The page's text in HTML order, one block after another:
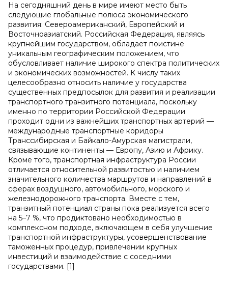
На сегодняшний день в мире имеют место быть
следующие глобальные полюса экономического
развития: Североамериканский, Европейский и
Восточноазиатский. Российская Федерация, являясь
крупнейшим государством, обладает поистине
уникальным географическим положением, что
обусловливает наличие широкого спектра политических
и экономических возможностей. К числу таких
целесообразно относить наличие у государства
существенных предпосылок для развития и реализации
транспортного транзитного потенциала, поскольку
именно по территории Российской Федерации
проходит одни из важнейших транспортных артерий —
международные транспортные коридоры
Транссибирская и Байкало-Амурская магистрали,
связывающие континенты — Европу, Азию и Африку.
Кроме того, транспортная инфраструктура России
отличается относительной развитостью и наличием
значительного количества маршрутов и направлений в
сферах воздушного, автомобильного, морского и
железнодорожного транспорта. Вместе с тем,
транзитный потенциал страны пока реализуется всего
на 5–7 %, что продиктовано необходимостью в
комплексном подходе, включающем в себя улучшение
транспортной инфраструктуры, усовершенствование
таможенных процедур, привлечении крупных
инвестиций и взаимодействие с соседними
государствами. [1]